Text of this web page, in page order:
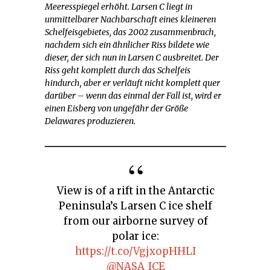
Meeresspiegel erhöht. Larsen C liegt in
unmittelbarer Nachbarschaft eines kleineren
Schelfeisgebietes, das 2002 zusammenbrach,
nachdem sich ein ähnlicher Riss bildete wie
dieser, der sich nun in Larsen C ausbreitet. Der
Riss geht komplett durch das Schelfeis
hindurch, aber er verläuft nicht komplett quer
darüber – wenn das einmal der Fall ist, wird er
einen Eisberg von ungefähr der Größe
Delawares produzieren.
View is of a rift in the Antarctic
Peninsula’s Larsen C ice shelf
from our airborne survey of
polar ice:
https://t.co/VgjxopHHLI
@NASA_ICE